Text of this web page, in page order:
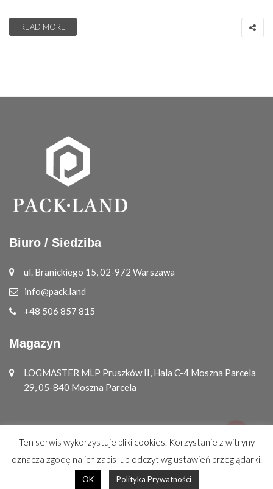
READ MORE
Biuro / Siedziba
ul. Branickiego 15, 02-972 Warszawa
info@pack.land
+48 506 857 815
Magazyn
LOGMASTER MLP Pruszków II, Hala C-4 Moszna Parcela
29, 05-840 Moszna Parcela
© Copyright 2026 PACK.LAND
All Rights Reserved.
projekt i realizacja:DSN Studio Graficzne
Ten serwis wykorzystuje pliki cookies. Korzystanie z witryny
oznacza zgodę na ich zapis lub odczyt wg ustawień przeglądarki.
OK Polityka Prywatności